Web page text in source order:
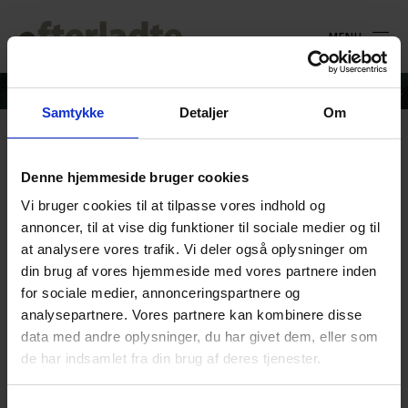
Samtykke Detaljer Om
Denne hjemmeside bruger cookies
Vi bruger cookies til at tilpasse vores indhold og
annoncer, til at vise dig funktioner til sociale medier og til
at analysere vores trafik. Vi deler også oplysninger om
din brug af vores hjemmeside med vores partnere inden
for sociale medier, annonceringspartnere og
analysepartnere. Vores partnere kan kombinere disse
data med andre oplysninger, du har givet dem, eller som
de har indsamlet fra din brug af deres tjenester.
MENU
28. juni 2018